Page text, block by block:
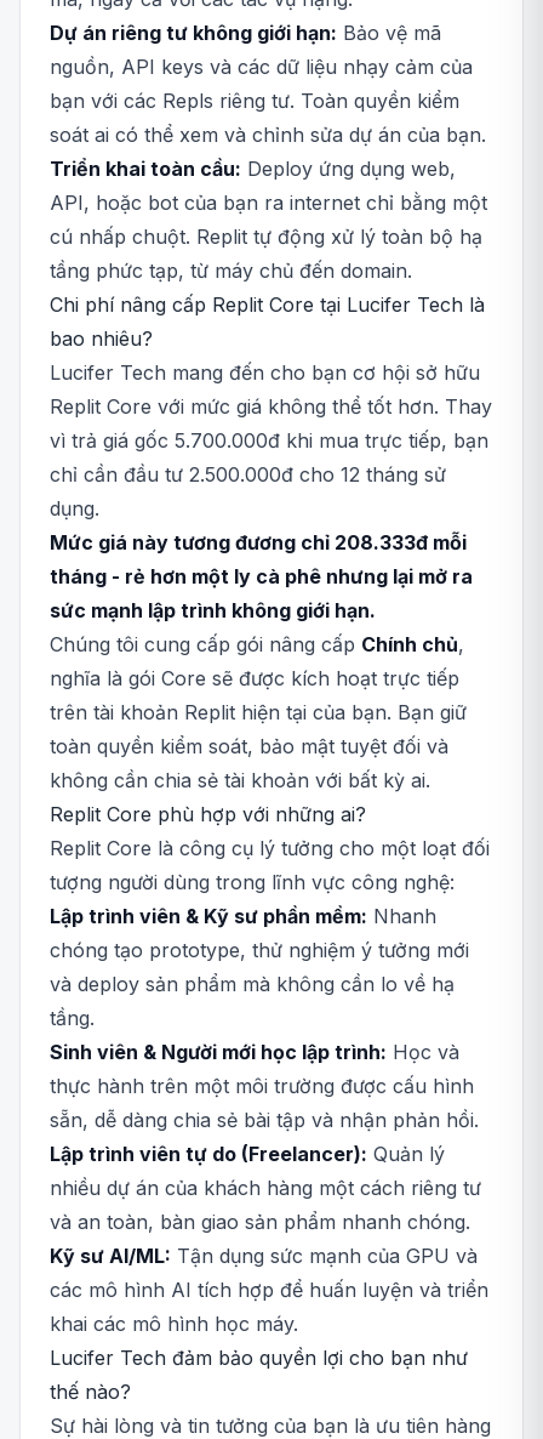
Dự án riêng tư không giới hạn: Bảo vệ mã
nguồn, API keys và các dữ liệu nhạy cảm của
bạn với các Repls riêng tư. Toàn quyền kiểm
soát ai có thể xem và chỉnh sửa dự án của bạn.
Triển khai toàn cầu: Deploy ứng dụng web,
API, hoặc bot của bạn ra internet chỉ bằng một
cú nhấp chuột. Replit tự động xử lý toàn bộ hạ
tầng phức tạp, từ máy chủ đến domain.
Chi phí nâng cấp Replit Core tại Lucifer Tech là
bao nhiêu?
Lucifer Tech mang đến cho bạn cơ hội sở hữu
Replit Core với mức giá không thể tốt hơn. Thay
vì trả giá gốc 5.700.000đ khi mua trực tiếp, bạn
chỉ cần đầu tư 2.500.000đ cho 12 tháng sử
dụng.
Mức giá này tương đương chỉ 208.333đ mỗi
tháng - rẻ hơn một ly cà phê nhưng lại mở ra
sức mạnh lập trình không giới hạn.
Chúng tôi cung cấp gói nâng cấp Chính chủ,
nghĩa là gói Core sẽ được kích hoạt trực tiếp
trên tài khoản Replit hiện tại của bạn. Bạn giữ
toàn quyền kiểm soát, bảo mật tuyệt đối và
không cần chia sẻ tài khoản với bất kỳ ai.
Replit Core phù hợp với những ai?
Replit Core là công cụ lý tưởng cho một loạt đối
tượng người dùng trong lĩnh vực công nghệ:
Lập trình viên & Kỹ sư phần mềm: Nhanh
chóng tạo prototype, thử nghiệm ý tưởng mới
và deploy sản phẩm mà không cần lo về hạ
tầng.
Sinh viên & Người mới học lập trình: Học và
thực hành trên một môi trường được cấu hình
sẵn, dễ dàng chia sẻ bài tập và nhận phản hồi.
Lập trình viên tự do (Freelancer): Quản lý
nhiều dự án của khách hàng một cách riêng tư
và an toàn, bàn giao sản phẩm nhanh chóng.
Kỹ sư AI/ML: Tận dụng sức mạnh của GPU và
các mô hình AI tích hợp để huấn luyện và triển
khai các mô hình học máy.
Lucifer Tech đảm bảo quyền lợi cho bạn như
thế nào?
Sự hài lòng và tin tưởng của bạn là ưu tiên hàng